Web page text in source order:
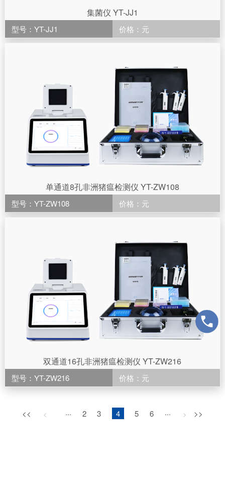
集菌仪 YT-JJ1
型号：YT-JJ1 价格：元
单通道8孔非洲猪瘟检测仪 YT-ZW108
型号：YT-ZW108 价格：元
双通道16孔非洲猪瘟检测仪 YT-ZW216
型号：YT-ZW216 价格：元
<< < ··· 2 3 4 5 6 ··· > >>